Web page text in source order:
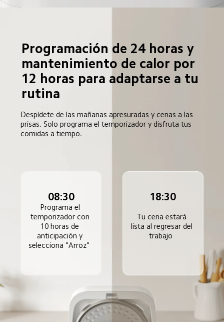
Programación de 24 horas y
mantenimiento de calor por
12 horas para adaptarse a tu
rutina
Despídete de las mañanas apresuradas y cenas a las
prisas. Solo programa el temporizador y disfruta tus
comidas a tiempo.
08:30
Programa el
temporizador con
10 horas de
anticipación y
selecciona "Arroz"
18:30
Tu cena estará
lista al regresar del
trabajo